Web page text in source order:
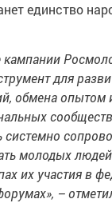
единство
для
обмена опытом
системно
молодых людей
их участия в
–